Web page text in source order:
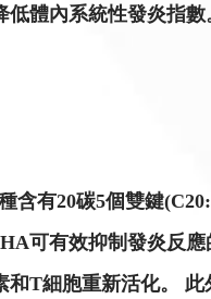
體內系統性發炎指
含有20碳5個雙鍵
可有效抑制發炎反
T細胞重新活化。